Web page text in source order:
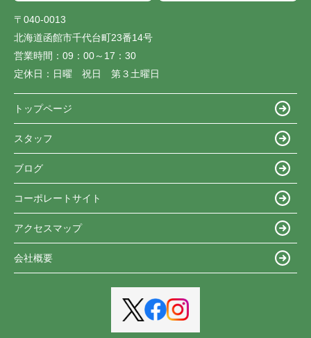
〒040-0013
北海道函館市千代台町23番14号
営業時間： 09：00～17：30
定休日： 日曜 祝日 第３土曜日
トップページ
スタッフ
ブログ
コーポレートサイト
アクセスマップ
会社概要